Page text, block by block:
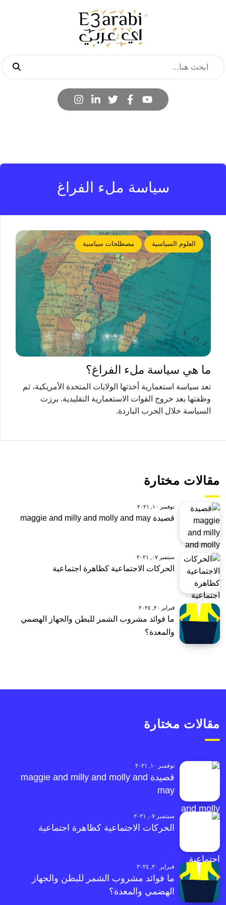
سياسة ملء الفراغ
العلوم السياسية مصطلحات سياسية
ما هي سياسة ملء الفراغ؟
تعد سياسة استعمارية أخذتها الولايات المتحدة الأمريكية، ثم
وظفتها بعد خروج القوات الاستعمارية التقليدية. برزت
السياسة خلال الحرب الباردة.
مقالات مختارة
نوفمبر ١٠, ٢٠٢١
قصيدة maggie and milly and molly and may
سبتمبر ٠٧, ٢٠٢١
الحركات الاجتماعية كظاهرة اجتماعية
فبراير ٢٠, ٢٠٢٤
ما فوائد مشروب الشمر للبطن والجهاز الهضمي
والمعدة؟
مقالات مختارة
نوفمبر ١٠, ٢٠٢١
قصيدة maggie and milly and molly and
may
سبتمبر ٠٧, ٢٠٢١
الحركات الاجتماعية كظاهرة اجتماعية
فبراير ٢٠, ٢٠٢٤
ما فوائد مشروب الشمر للبطن والجهاز
الهضمي والمعدة؟